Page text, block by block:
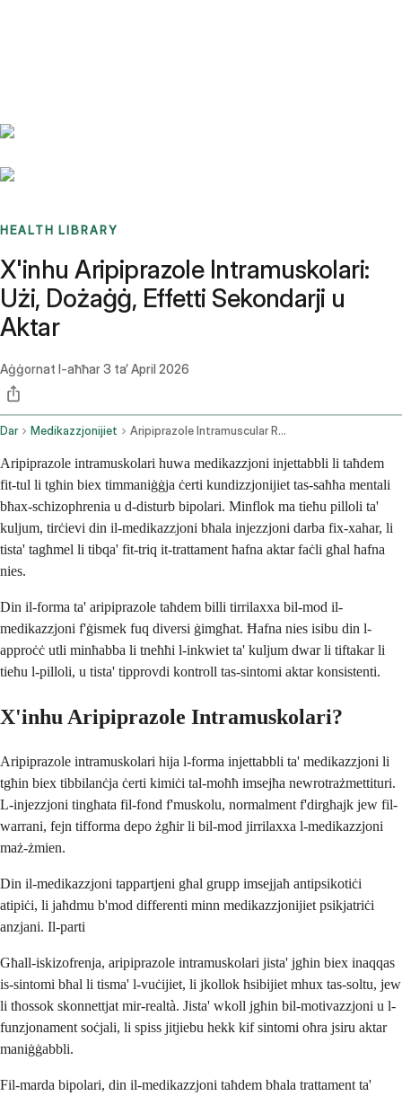
HEALTH LIBRARY
X'inhu Aripiprazole Intramuskolari:
Użi, Dożaġġ, Effetti Sekondarji u
Aktar
Aġġornat l-aħħar3 ta’ April 2026
Dar Medikazzjonijiet Aripiprazole Intramuscular Route
Aripiprazole intramuskolari huwa medikazzjoni injettabbli li taħdem
fit-tul li tgħin biex timmaniġġja ċerti kundizzjonijiet tas-saħħa mentali
bħax-schizophrenia u d-disturb bipolari. Minflok ma tieħu pilloli ta'
kuljum, tirċievi din il-medikazzjoni bħala injezzjoni darba fix-xahar, li
tista' tagħmel li tibqa' fit-triq it-trattament ħafna aktar faċli għal ħafna
nies.
Din il-forma ta' aripiprazole taħdem billi tirrilaxxa bil-mod il-
medikazzjoni f'ġismek fuq diversi ġimgħat. Ħafna nies isibu din l-
approċċ utli minħabba li tneħħi l-inkwiet ta' kuljum dwar li tiftakar li
tieħu l-pilloli, u tista' tipprovdi kontroll tas-sintomi aktar konsistenti.
X'inhu Aripiprazole Intramuskolari?
Aripiprazole intramuskolari hija l-forma injettabbli ta' medikazzjoni li
tgħin biex tibbilanċja ċerti kimiċi tal-moħħ imsejħa newrotrażmettituri.
L-injezzjoni tingħata fil-fond f'muskolu, normalment f'dirgħajk jew fil-
warrani, fejn tifforma depo żgħir li bil-mod jirrilaxxa l-medikazzjoni
maż-żmien.
Din il-medikazzjoni tappartjeni għal grupp imsejjaħ antipsikotiċi
atipiċi, li jaħdmu b'mod differenti minn medikazzjonijiet psikjatriċi
anzjani. Il-parti
Għall-iskizofrenja, aripiprazole intramuskolari jista' jgħin biex inaqqas
is-sintomi bħal li tisma' l-vuċijiet, li jkollok ħsibijiet mhux tas-soltu, jew
li tħossok skonnettjat mir-realtà. Jista' wkoll jgħin bil-motivazzjoni u l-
funzjonament soċjali, li spiss jitjiebu hekk kif sintomi oħra jsiru aktar
maniġġabbli.
Fil-marda bipolari, din il-medikazzjoni taħdem bħala trattament ta'